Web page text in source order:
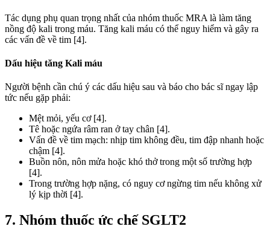
Tác dụng phụ quan trọng nhất của nhóm thuốc MRA là làm tăng
nồng độ kali trong máu. Tăng kali máu có thể nguy hiểm và gây ra
các vấn đề về tim [4].
Dấu hiệu tăng Kali máu
Người bệnh cần chú ý các dấu hiệu sau và báo cho bác sĩ ngay lập
tức nếu gặp phải:
Mệt mỏi, yếu cơ [4].
Tê hoặc ngứa râm ran ở tay chân [4].
Vấn đề về tim mạch: nhịp tim không đều, tim đập nhanh hoặc
chậm [4].
Buồn nôn, nôn mửa hoặc khó thở trong một số trường hợp
[4].
Trong trường hợp nặng, có nguy cơ ngừng tim nếu không xử
lý kịp thời [4].
7. Nhóm thuốc ức chế SGLT2